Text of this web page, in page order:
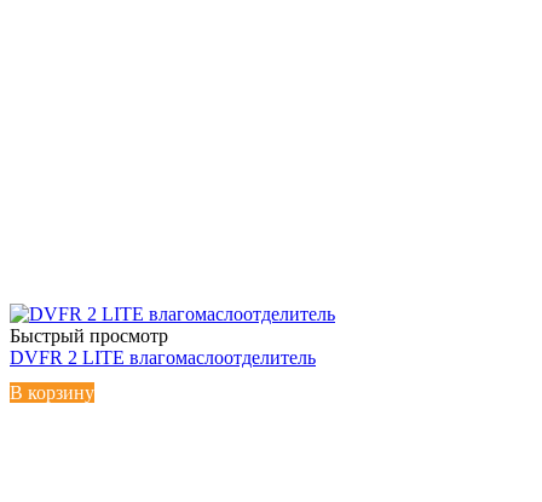
Быстрый просмотр
DVFR 2 LITE влагомаслоотделитель
В корзину